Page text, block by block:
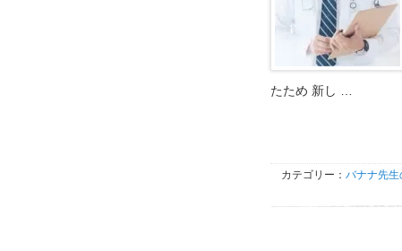
たため 新し …
カテゴリー： バナナ先生